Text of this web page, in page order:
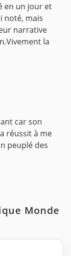
en un jour et
noté, mais
narrative
la
car son
réussit à me
peuplé des
Monde